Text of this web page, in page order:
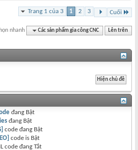
Trang 1 của 3 1 2 3 Cuối
nhanh Các sản phẩm gia công CNC Lên trên
đang Bật
đang Bật
code đang Bật
code is Bật
code đangTắt